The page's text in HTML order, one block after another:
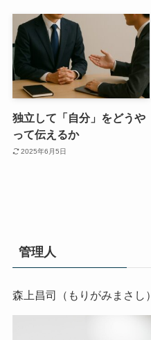
独立して「自分」をどうや
って伝えるか
2025年6月5日
管理人
森上昌司（もりがみまさし）